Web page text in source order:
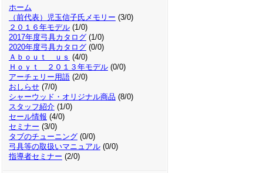
ホーム
（前代表）児玉信子氏メモリー (3/0)
２０１６年モデル(1/0)
2017年度弓具カタログ(1/0)
2020年度弓具カタログ(0/0)
Ａｂｏｕｔ ｕｓ (4/0)
Ｈｏｙｔ ２０１３年モデル(0/0)
アーチェリー用語(2/0)
おしらせ(7/0)
シャーウッド・オリジナル商品 (8/0)
スタッフ紹介(1/0)
セール情報 (4/0)
セミナー (3/0)
タブのチューニング(0/0)
弓具等の取扱いマニュアル(0/0)
指導者セミナー (2/0)